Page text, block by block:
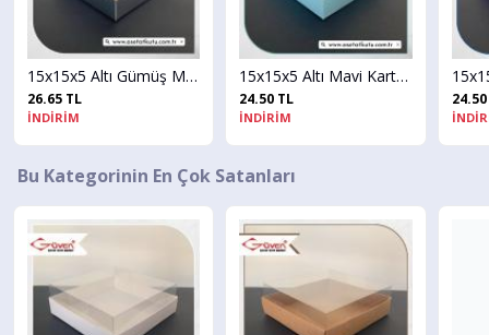
15x15x5 Altı Gümüş Metalize Karton Üstü Asetat Kutu 15x15x5 Altı Mavi Karton Üstü Asetat Kutu
Bu Kategorinin En Çok Satanları